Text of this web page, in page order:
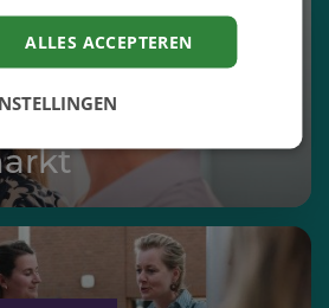
omarmen
van de
ALLES ACCEPTEREN